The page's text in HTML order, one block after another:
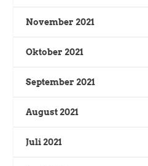
November 2021
Oktober 2021
September 2021
August 2021
Juli 2021